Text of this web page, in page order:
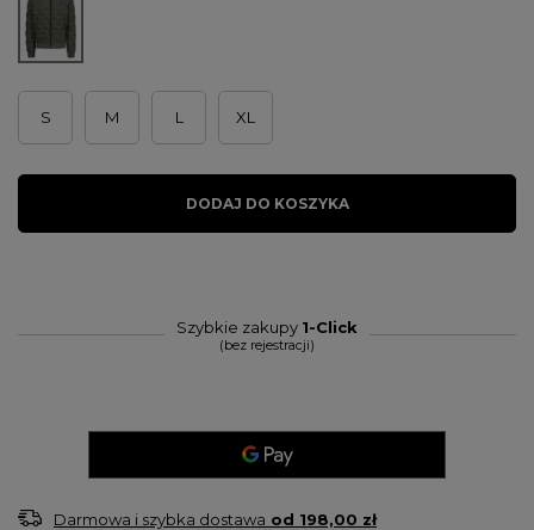
S M L XL
DODAJ DO KOSZYKA
Szybkie zakupy 1-Click
(bez rejestracji)
Darmowa i szybka dostawa od 198,00 zł